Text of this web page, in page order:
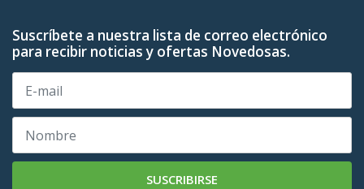
Suscríbete a nuestra lista de correo electrónico
para recibir noticias y ofertas Novedosas.
SUSCRIBIRSE